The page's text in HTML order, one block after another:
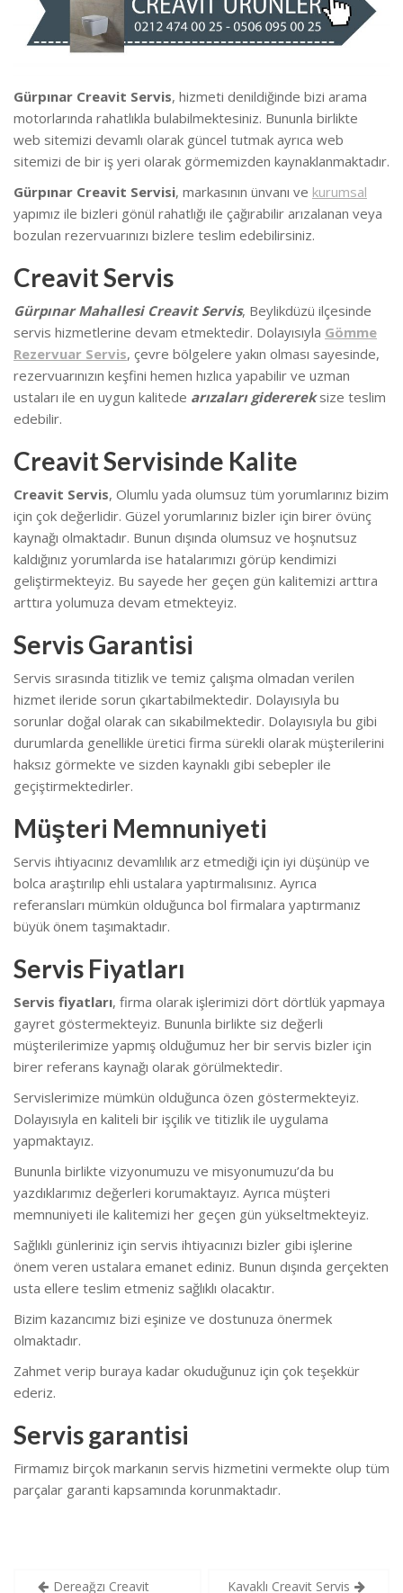
Gürpınar Creavit Servis, hizmeti denildiğinde bizi arama
motorlarında rahatlıkla bulabilmektesiniz. Bununla birlikte
web sitemizi devamlı olarak güncel tutmak ayrıca web
sitemizi de bir iş yeri olarak görmemizden kaynaklanmaktadır.
Gürpınar Creavit Servisi, markasının ünvanı ve kurumsal
yapımız ile bizleri gönül rahatlığı ile çağırabilir arızalanan veya
bozulan rezervuarınızı bizlere teslim edebilirsiniz.
Creavit Servis
Gürpınar Mahallesi Creavit Servis, Beylikdüzü ilçesinde
servis hizmetlerine devam etmektedir. Dolayısıyla Gömme
Rezervuar Servis, çevre bölgelere yakın olması sayesinde,
rezervuarınızın keşfini hemen hızlıca yapabilir ve uzman
ustaları ile en uygun kalitede arızaları giderereksize teslim
edebilir.
Creavit Servisinde Kalite
Creavit Servis, Olumlu yada olumsuz tüm yorumlarınız bizim
için çok değerlidir. Güzel yorumlarınız bizler için birer övünç
kaynağı olmaktadır. Bunun dışında olumsuz ve hoşnutsuz
kaldığınız yorumlarda ise hatalarımızı görüp kendimizi
geliştirmekteyiz. Bu sayede her geçen gün kalitemizi arttıra
arttıra yolumuza devam etmekteyiz.
Servis Garantisi
Servis sırasında titizlik ve temiz çalışma olmadan verilen
hizmet ileride sorun çıkartabilmektedir. Dolayısıyla bu
sorunlar doğal olarak can sıkabilmektedir. Dolayısıyla bu gibi
durumlarda genellikle üretici firma sürekli olarak müşterilerini
haksız görmekte ve sizden kaynaklı gibi sebepler ile
geçiştirmektedirler.
Müşteri Memnuniyeti
Servis ihtiyacınız devamlılık arz etmediği için iyi düşünüp ve
bolca araştırılıp ehli ustalara yaptırmalısınız. Ayrıca
referansları mümkün olduğunca bol firmalara yaptırmanız
büyük önem taşımaktadır.
Servis Fiyatları
Servis fiyatları, firma olarak işlerimizi dört dörtlük yapmaya
gayret göstermekteyiz. Bununla birlikte siz değerli
müşterilerimize yapmış olduğumuz her bir servis bizler için
birer referans kaynağı olarak görülmektedir.
Servislerimize mümkün olduğunca özen göstermekteyiz.
Dolayısıyla en kaliteli bir işçilik ve titizlik ile uygulama
yapmaktayız.
Bununla birlikte vizyonumuzu ve misyonumuzu’da bu
yazdıklarımız değerleri korumaktayız. Ayrıca müşteri
memnuniyeti ile kalitemizi her geçen gün yükseltmekteyiz.
Sağlıklı günleriniz için servis ihtiyacınızı bizler gibi işlerine
önem veren ustalara emanet ediniz. Bunun dışında gerçekten
usta ellere teslim etmeniz sağlıklı olacaktır.
Bizim kazancımız bizi eşinize ve dostunuza önermek
olmaktadır.
Zahmet verip buraya kadar okuduğunuz için çok teşekkür
ederiz.
Servis garantisi
Firmamız birçok markanın servis hizmetini vermekte olup tüm
parçalar garanti kapsamında korunmaktadır.
YazıDereağzı Creavit Kavaklı Creavit Servis